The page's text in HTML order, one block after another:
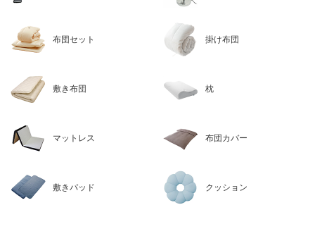
布団セット 掛け布団
敷き布団 枕
マットレス 布団カバー
敷きパッド クッション